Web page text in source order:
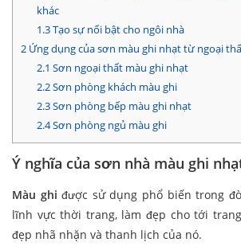
khác
1.3Tạo sự nổi bật cho ngôi nhà
2 Ứng dụng của sơn màu ghi nhạt từ ngoại
2.1 Sơn ngoại thất màu ghi nhạt
2.2Sơn phòng khách màu ghi
2.3Sơn phòng bếp màu ghi nhạt
2.4Sơn phòng ngủ màu ghi
Ý nghĩa của sơn nhà màu ghi
Màu ghi được sử dụng phổ biến trong
lĩnh vực thời trang, làm đẹp cho tới
đẹp nhã nhặn và thanh lịch của nó.